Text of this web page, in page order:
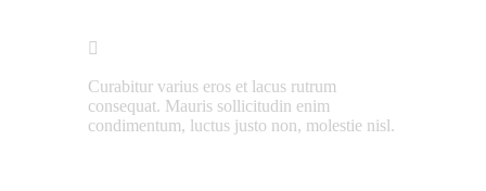
Curabitur varius eros et lacus rutrum
consequat. Mauris sollicitudin enim
condimentum, luctus justo non, molestie nisl.